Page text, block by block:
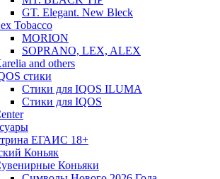
GT. Elegant. New Bleck
Tobacco
MORION
SOPRANO, LEX, ALEX
and others
стики
Стики для IQOS ILUMA
Стики для IQOS
ЕГАИС 18+
Коньяк
Коньяки